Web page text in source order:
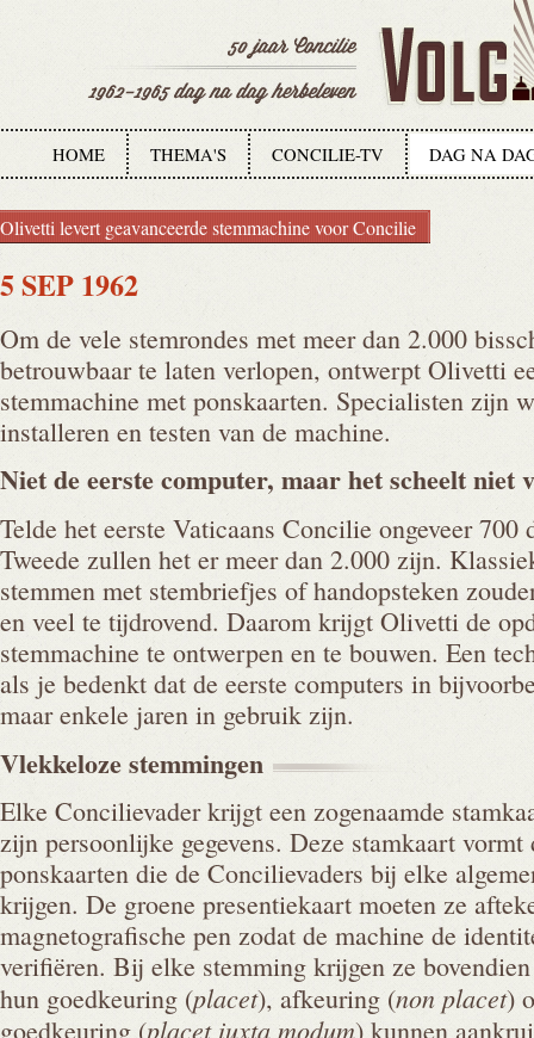
HOME THEMA'S CONCILIE-TV DAG NA
Olivetti levert geavanceerde stemmachine voor Concilie
5 SEP 1962
Om de vele stemrondes met meer dan 2.000
betrouwbaar te laten verlopen, ontwerpt Olivetti
stemmachine met ponskaarten. Specialisten zijn
installeren en testen van de machine.
Niet de eerste computer, maar het scheelt niet
Telde het eerste Vaticaans Concilie ongeveer 700
Tweede zullen het er meer dan 2.000 zijn.
stemmen met stembriefjes of handopsteken
en veel te tijdrovend. Daarom krijgt Olivetti de
stemmachine te ontwerpen en te bouwen. Een
als je bedenkt dat de eerste computers in
maar enkele jaren in gebruik zijn.
Vlekkelozestemmingen
Elke Concilievader krijgt een zogenaamde
zijn persoonlijke gegevens. Deze stamkaart vormt
ponskaarten die de Concilievaders bij elke
krijgen. De groene presentiekaart moeten ze
magnetografische pen zodat de machine de
verifiëren. Bij elke stemming krijgen ze
hun goedkeuring (placet), afkeuring (non placet)
goedkeuring (placet iuxta modum) kunnen